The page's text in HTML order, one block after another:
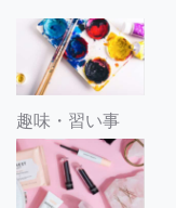
趣味・習い事